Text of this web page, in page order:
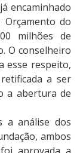
encaminhado
do
milhões de
O conselheiro
esse respeito,
a ser
a abertura de
a análise dos
ambos